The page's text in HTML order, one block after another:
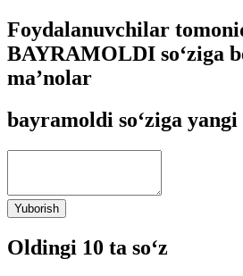
Foydalanuvchilar
BAYRAMOLDI so‘ziga
ma’nolar
bayramoldi so‘ziga yangi
Yuborish
Oldingi 10 ta so‘z